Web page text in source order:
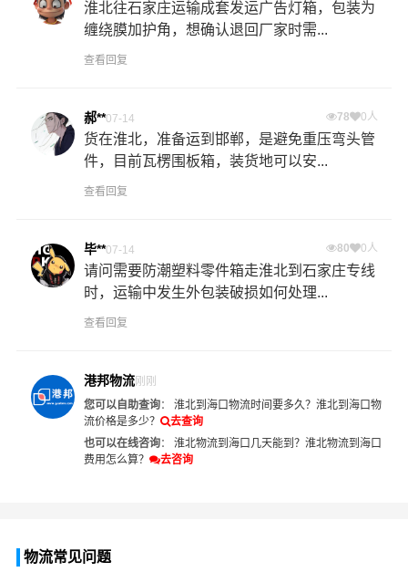
淮北往石家庄运输成套发运广告灯箱，包装为
缠绕膜加护角，想确认退回厂家时需...
查看回复
郝**07-14 78 0人
货在淮北，准备运到邯郸，是避免重压弯头管
件，目前瓦楞围板箱，装货地可以安...
查看回复
毕**07-14 80 0人
请问需要防潮塑料零件箱走淮北到石家庄专线
时，运输中发生外包装破损如何处理...
查看回复
港邦物流刚刚
您可以自助查询： 淮北到海口物流时间要多久？ 淮北到海口物
流价格是多少？
去查询
也可以在线咨询： 淮北物流到海口几天能到？ 淮北物流到海口
费用怎么算？
去咨询
物流常见问题